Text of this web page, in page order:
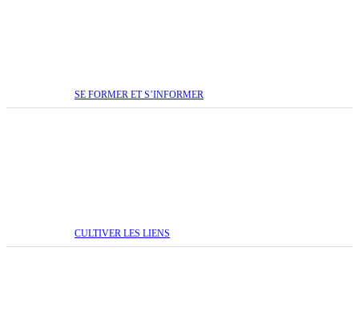
SE FORMER ET S’INFORMER
CULTIVER LES LIENS